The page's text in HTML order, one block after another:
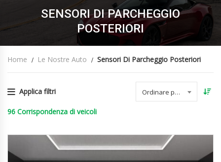
SENSORI DI PARCHEGGIO
POSTERIORI
Home Le Nostre Auto Sensori Di Parcheggio Posteriori
Applica filtri Ordinare per data
96 Corrispondenza di veicoli